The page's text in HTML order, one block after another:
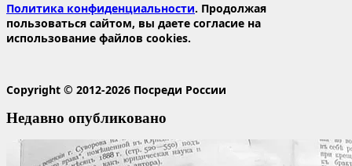
Политика конфиденциальности. Продолжая
пользоваться сайтом, вы даете согласие на
использование файлов cookies.
Copyright © 2012-2026 Посреди России
Недавно опубликовано